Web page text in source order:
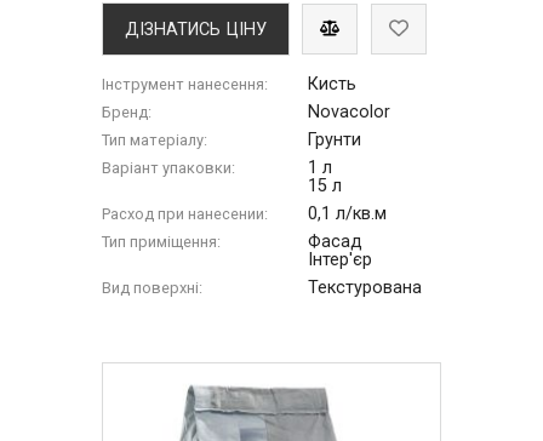
ДІЗНАТИСЬ ЦІНУ
Інструмент нанесення: Кисть
Бренд: Novacolor
Тип матеріалу: Грунти
Варіант упаковки:
1 л
15 л
Расход при нанесении: 0,1 л/кв.м
Тип приміщення:
Фасад
Інтер'єр
Вид поверхні: Текстурована